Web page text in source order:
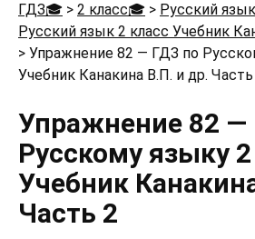
ГДЗ🎓 > 2 класс🎓 > Русский
Русский язык 2 класс Учебник
> Упражнение 82 — ГДЗ по
Учебник Канакина В.П. и др. Часть
Упражнение 82 —
Русскому языку
Учебник
Часть 2